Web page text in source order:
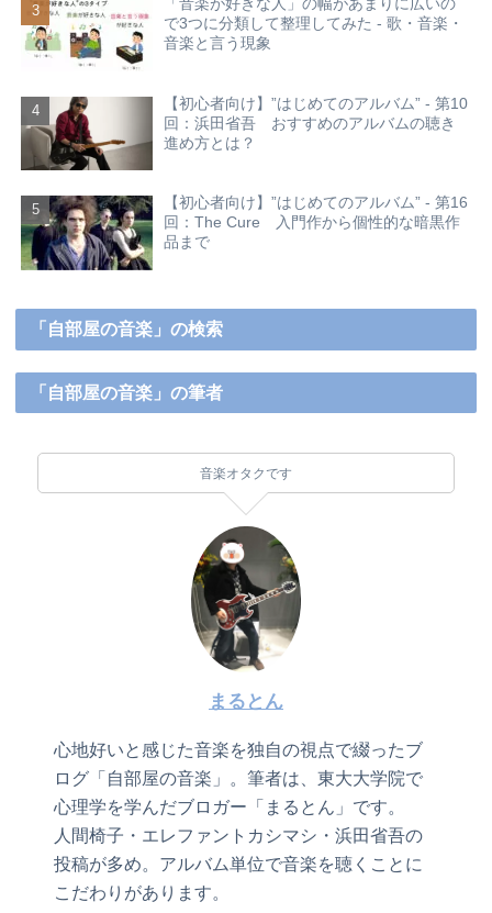
「音楽が好きな人」の幅があまりに広いの
で3つに分類して整理してみた - 歌・音楽・
音楽と言う現象
【初心者向け】”はじめてのアルバム” - 第10
回：浜田省吾 おすすめのアルバムの聴き
進め方とは？
【初心者向け】”はじめてのアルバム” - 第16
回：The Cure 入門作から個性的な暗黒作
品まで
「自部屋の音楽」の検索
「自部屋の音楽」の筆者
音楽オタクです
まるとん
心地好いと感じた音楽を独自の視点で綴ったブ
ログ「自部屋の音楽」。筆者は、東大大学院で
心理学を学んだブロガー「まるとん」です。
人間椅子・エレファントカシマシ・浜田省吾の
投稿が多め。アルバム単位で音楽を聴くことに
こだわりがあります。